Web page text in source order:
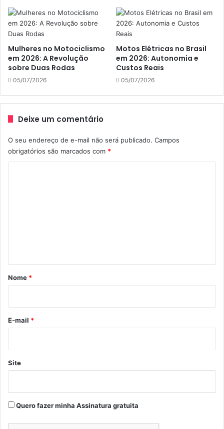
Competição R3 Yamaha
Yamaha Racing Brasil
Mulheres no Motociclismo
em 2026: A Revolução
sobre Duas Rodas
05/07/2026
Motos Elétricas no Brasil
em 2026: Autonomia e
Custos Reais
05/07/2026
Deixe um comentário
O seu endereço de e-mail não será publicado. Campos
obrigatórios são marcados com *
r
*
Nome *
E-mail *
Site
Quero fazer minha Assinatura gratuita